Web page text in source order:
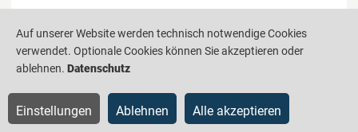
Produktinformationsstelle für das Bauwesen
Barrierefreiheit Datenschutz Impressum Sitemap
Auf unserer Website werden technisch notwendige Cookies
verwendet. Optionale Cookies können Sie akzeptieren oder
ablehnen. Datenschutz
Einstellungen Ablehnen Alle akzeptieren